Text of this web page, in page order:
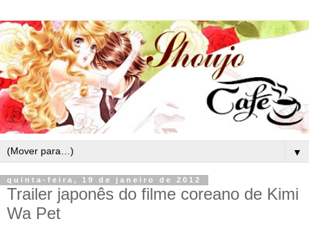
▼
quinta-feira, 19 de janeiro de 2012
Trailer japonês do filme coreano de Kimi
Wa Pet